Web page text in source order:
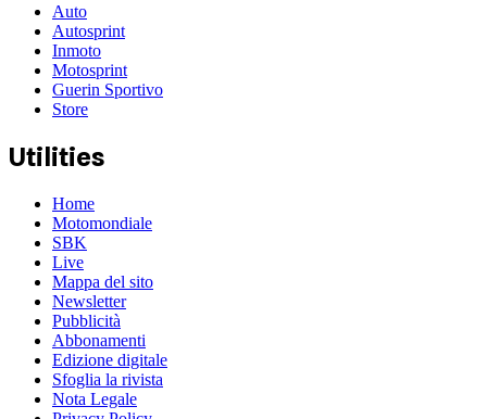
Auto
Autosprint
Inmoto
Motosprint
Guerin Sportivo
Store
Utilities
Home
Motomondiale
SBK
Live
Mappa del sito
Newsletter
Pubblicità
Abbonamenti
Edizione digitale
Sfoglia la rivista
Nota Legale